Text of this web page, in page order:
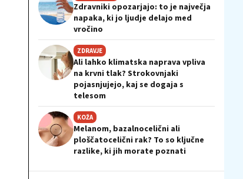
Zdravniki opozarjajo: to je največja
napaka, ki jo ljudje delajo med
vročino
ZDRAVJE
Ali lahko klimatska naprava vpliva
na krvni tlak? Strokovnjaki
pojasnjujejo, kaj se dogaja s
telesom
KOŽA
Melanom, bazalnocelični ali
ploščatocelični rak? To so ključne
razlike, ki jih morate poznati